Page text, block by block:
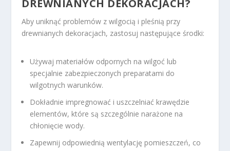
DREWNIANYCH DEKORACJACH?
Aby uniknąć problemów z wilgocią i pleśnią przy
drewnianych dekoracjach, zastosuj następujące środki:
Używaj materiałów odpornych na wilgoć lub
specjalnie zabezpieczonych preparatami do
wilgotnych warunków.
Dokładnie impregnować i uszczelniać krawędzie
elementów, które są szczególnie narażone na
chłonięcie wody.
Zapewnij odpowiednią wentylację pomieszczeń, co